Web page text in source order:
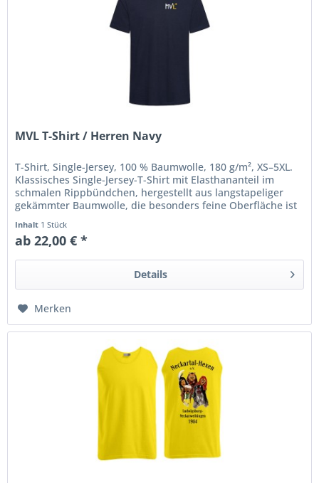
MVL T-Shirt / Herren Navy
T-Shirt, Single-Jersey, 100 % Baumwolle, 180 g/m², XS–5XL.
Klassisches Single-Jersey-T-Shirt mit Elasthananteil im
schmalen Rippbündchen, hergestellt aus langstapeliger
gekämmter Baumwolle, die besonders feine Oberfläche ist
Inhalt 1 Stück
ab 22,00 € *
Details
Merken